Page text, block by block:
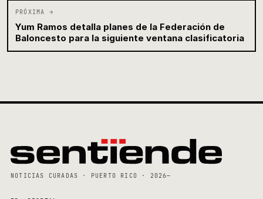
PRÓXIMA →
Yum Ramos detalla planes de la Federación de
Baloncesto para la siguiente ventana clasificatoria
NOTICIAS CURADAS · PUERTO RICO · 2026—